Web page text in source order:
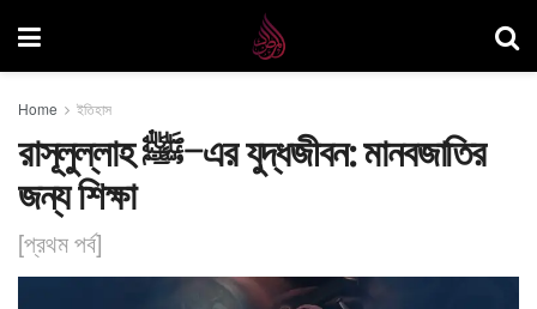
Home ইতিহাস
রাসূলুল্লাহ ﷺ–এর যুদ্ধজীবন: মানবজাতির
জন্য শিক্ষা
[প্রথম পর্ব]